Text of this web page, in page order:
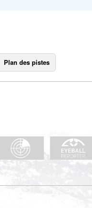
Plan des pistes